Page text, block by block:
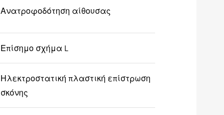
Ανατροφοδότηση αίθουσας
Επίσημο σχήμα L
Ηλεκτροστατική πλαστική επίστρωση
σκόνης